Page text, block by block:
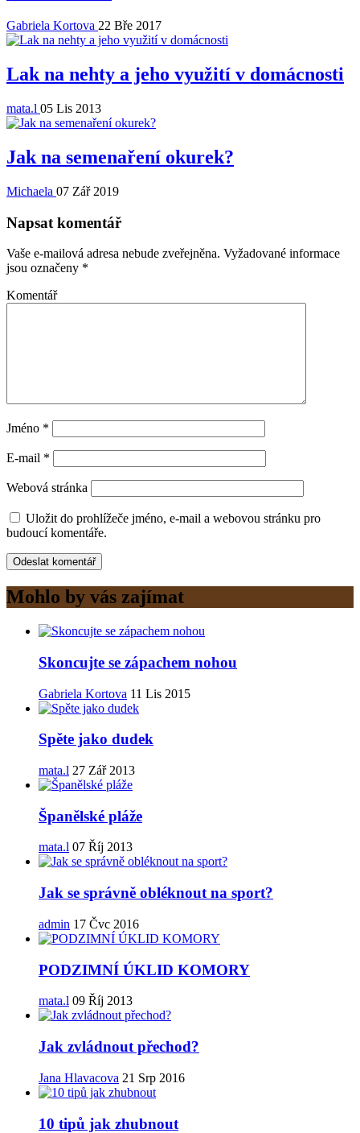
Gabriela Kortova 22 Bře 2017
Lak na nehty a jeho využití v domácnosti
mata.l 05 Lis 2013
Jak na semenaření okurek?
Michaela 07 Zář 2019
Napsat komentář
Vaše e-mailová adresa nebude zveřejněna. Vyžadované informace
jsou označeny *
Komentář
Jméno *
E-mail *
Webová stránka
Uložit do prohlížeče jméno, e-mail a webovou stránku pro
budoucí komentáře.
Mohlo by vás zajímat
Skoncujte se zápachem nohou
Gabriela Kortova 11 Lis 2015
Spěte jako dudek
mata.l 27 Zář 2013
Španělské pláže
mata.l 07 Říj 2013
Jak se správně obléknout na sport?
admin 17 Čvc 2016
PODZIMNÍ ÚKLID KOMORY
mata.l 09 Říj 2013
Jak zvládnout přechod?
Jana Hlavacova 21 Srp 2016
10 tipů jak zhubnout